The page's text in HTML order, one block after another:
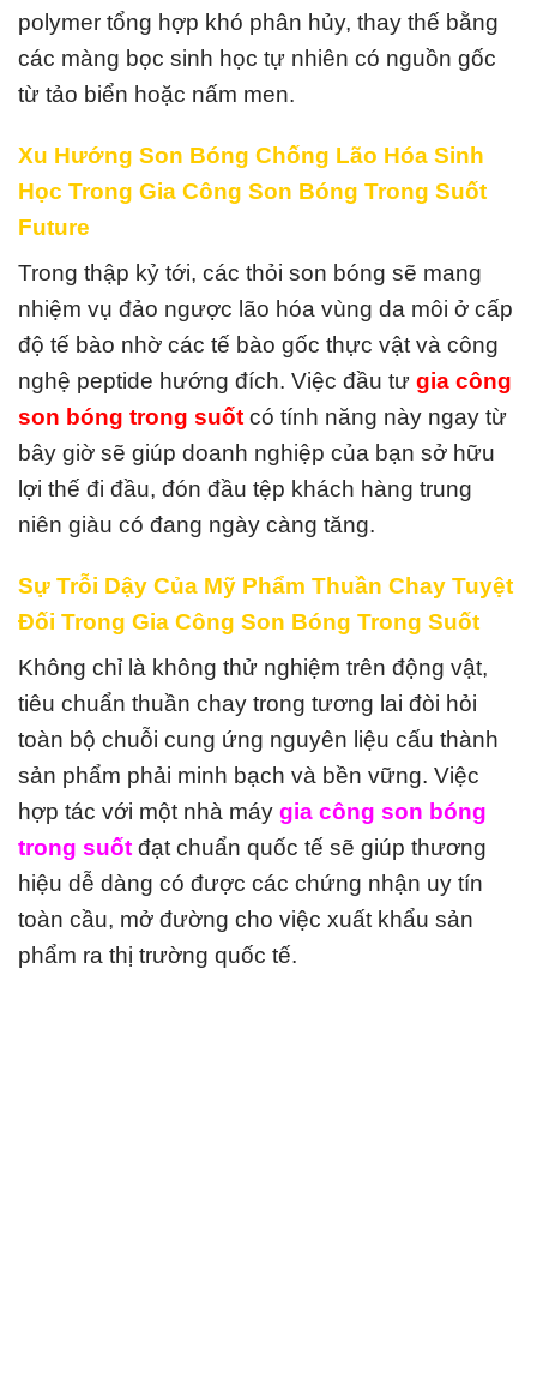
polymer tổng hợp khó phân hủy, thay thế bằng
các màng bọc sinh học tự nhiên có nguồn gốc
từ tảo biển hoặc nấm men.
Xu Hướng Son Bóng Chống Lão Hóa Sinh
Học Trong Gia Công Son Bóng Trong Suốt
Future
Trong thập kỷ tới, các thỏi son bóng sẽ mang
nhiệm vụ đảo ngược lão hóa vùng da môi ở cấp
độ tế bào nhờ các tế bào gốc thực vật và công
nghệ peptide hướng đích. Việc đầu tư gia công
son bóng trong suốt có tính năng này ngay từ
bây giờ sẽ giúp doanh nghiệp của bạn sở hữu
lợi thế đi đầu, đón đầu tệp khách hàng trung
niên giàu có đang ngày càng tăng.
Sự Trỗi Dậy Của Mỹ Phẩm Thuần Chay Tuyệt
Đối Trong Gia Công Son Bóng Trong Suốt
Không chỉ là không thử nghiệm trên động vật,
tiêu chuẩn thuần chay trong tương lai đòi hỏi
toàn bộ chuỗi cung ứng nguyên liệu cấu thành
sản phẩm phải minh bạch và bền vững. Việc
hợp tác với một nhà máy gia công son bóng
trong suốt đạt chuẩn quốc tế sẽ giúp thương
hiệu dễ dàng có được các chứng nhận uy tín
toàn cầu, mở đường cho việc xuất khẩu sản
phẩm ra thị trường quốc tế.